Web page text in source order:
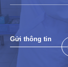
Gửi thông tin